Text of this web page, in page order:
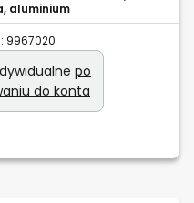
aluminium
9967020
po
do konta